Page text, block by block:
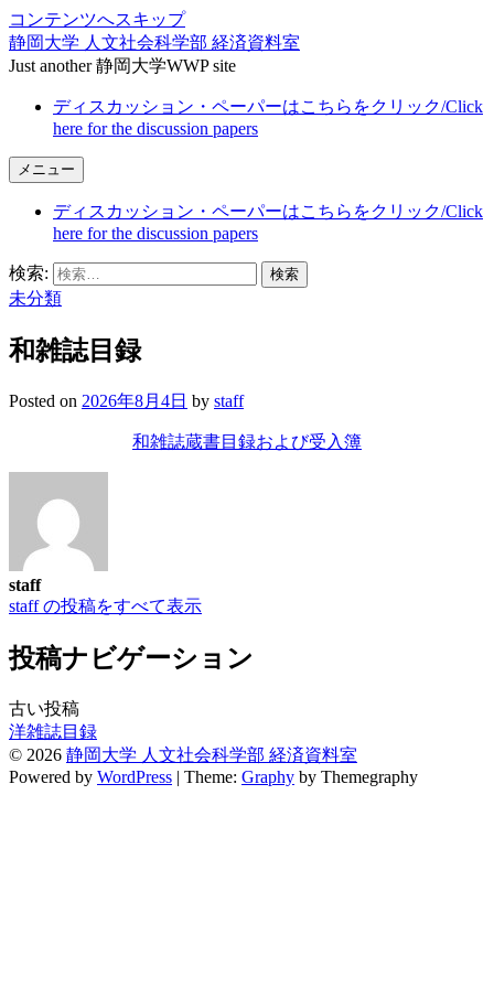
コンテンツへスキップ
静岡大学 人文社会科学部 経済資料室
Just another 静岡大学WWP site
ディスカッション・ペーパーはこちらをクリック/Click
here for the discussion papers
メニュー
ディスカッション・ペーパーはこちらをクリック/Click
here for the discussion papers
検索:
未分類
和雑誌目録
Posted on 2026年8月4日 by staff
和雑誌蔵書目録および受入簿
staff
staff の投稿をすべて表示
投稿ナビゲーション
古い投稿
洋雑誌目録
© 2026 静岡大学 人文社会科学部 経済資料室
Powered by WordPress | Theme: Graphy by Themegraphy